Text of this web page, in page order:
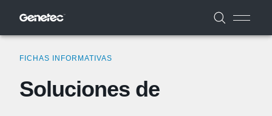
FICHAS INFORMATIVAS
Soluciones de